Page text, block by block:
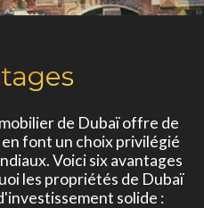
de Dubaï offre de
font un choix privilégié
Voici six avantages
les propriétés de Dubaï
solide :